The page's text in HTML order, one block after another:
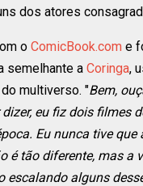
dos atores
o ComicBook.com e
semelhante a Coringa,
multiverso. "Bem,
dizer, eu fiz dois filmes
Eu nunca tive
é tão diferente, mas a
escalando alguns